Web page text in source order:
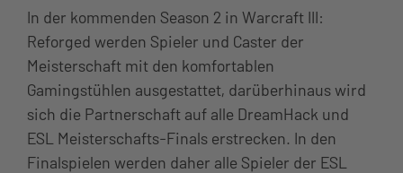
In der kommenden Season 2 in Warcraft III:
Reforged werden Spieler und Caster der
Meisterschaft mit den komfortablen
Gamingstühlen ausgestattet, darüberhinaus wird
sich die Partnerschaft auf alle DreamHack und
ESL Meisterschafts-Finals erstrecken. In den
Finalspielen werden daher alle Spieler der ESL